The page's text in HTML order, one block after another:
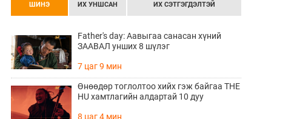
ШИНЭ ИХ УНШСАН ИХ СЭТГЭГДЭЛТЭЙ
Father's day: Аавыгаа санасан хүний
ЗААВАЛ унших 8 шүлэг
7 цаг 9 мин
Өнөөдөр тоглолтоо хийх гэж байгаа THE
HU хамтлагийн алдартай 10 дуу
8 цаг 4 мин